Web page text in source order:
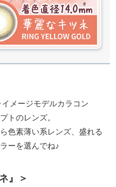
メージモデルカラコン
トのレンズ。
色素薄い系レンズ、盛れる
ーを選んでね♪
』＞